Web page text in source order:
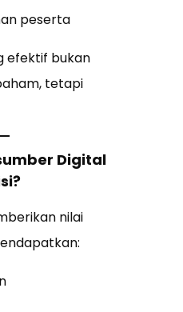
peserta
efektif bukan
tetapi
Digital
nilai